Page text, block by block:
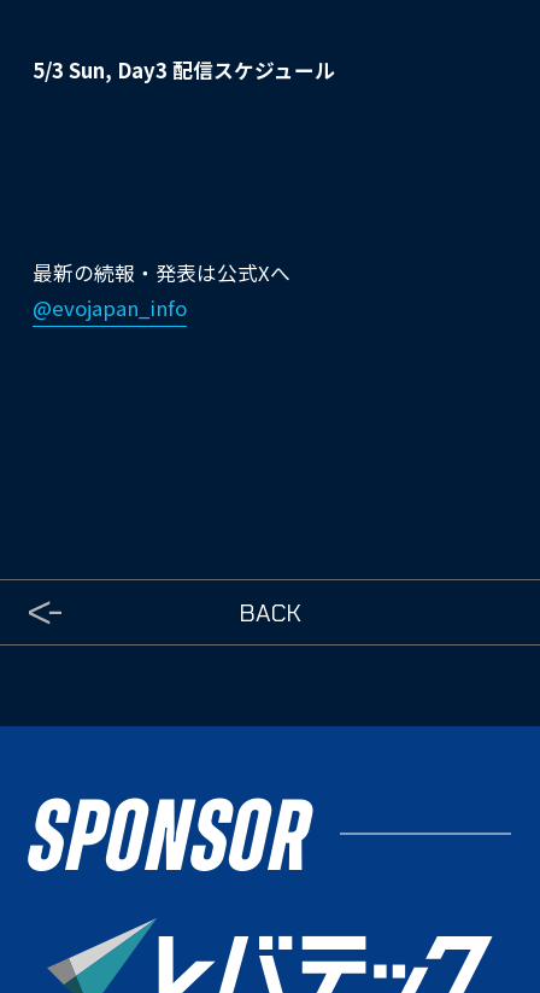
5/3 Sun, Day3 配信スケジュール
最新の続報・発表は公式Xへ
@evojapan_info
BACK
SPONSOR